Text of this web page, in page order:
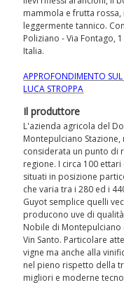
mammola e frutta
leggermente tannico.
Poliziano - Via Fontago,
Italia.
APPROFONDIMENTO
LUCA STROPPA
Il produttore
L'azienda agricola del
Montepulciano
considerata un punto
regione. I circa 100
situati in posizione
che varia tra i 280 ed i
Guyot semplice quelli
producono uve di
Nobile di
Vin Santo. Particolare
vigne ma anche alla
nel pieno rispetto della
migliori e moderne